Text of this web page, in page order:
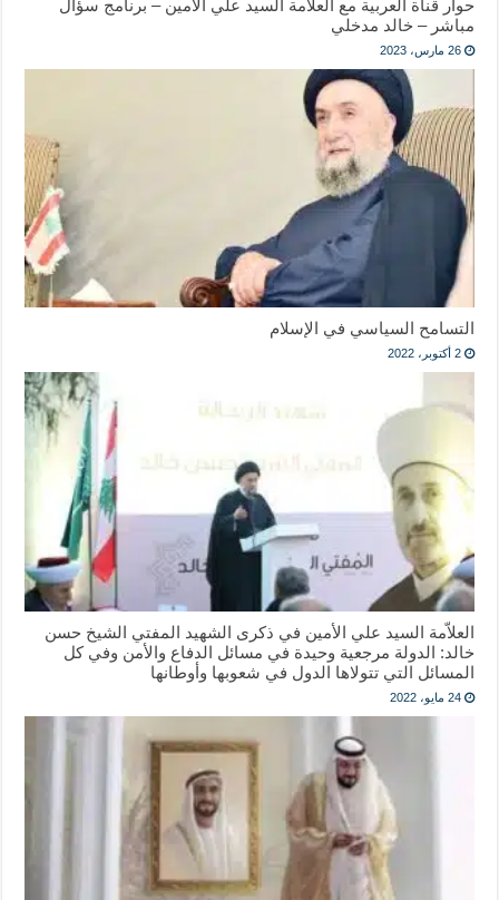
حوار قناة العربية مع العلاّمة السيد علي الأمين – برنامج سؤال
مباشر – خالد مدخلي
26 مارس، 2023
التسامح السياسي في الإسلام
2 أكتوبر، 2022
العلاّمة السيد علي الأمين في ذكرى الشهيد المفتي الشيخ حسن
خالد: الدولة مرجعية وحيدة في مسائل الدفاع والأمن وفي كل
المسائل التي تتولاها الدول في شعوبها وأوطانها
24 مايو، 2022